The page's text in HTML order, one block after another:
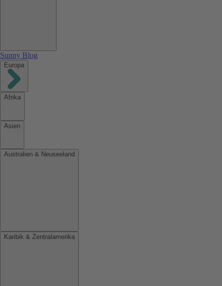
Sunny Blog
Europa
Afrika
Asien
Australien & Neuseeland
Karibik & Zentralamerika